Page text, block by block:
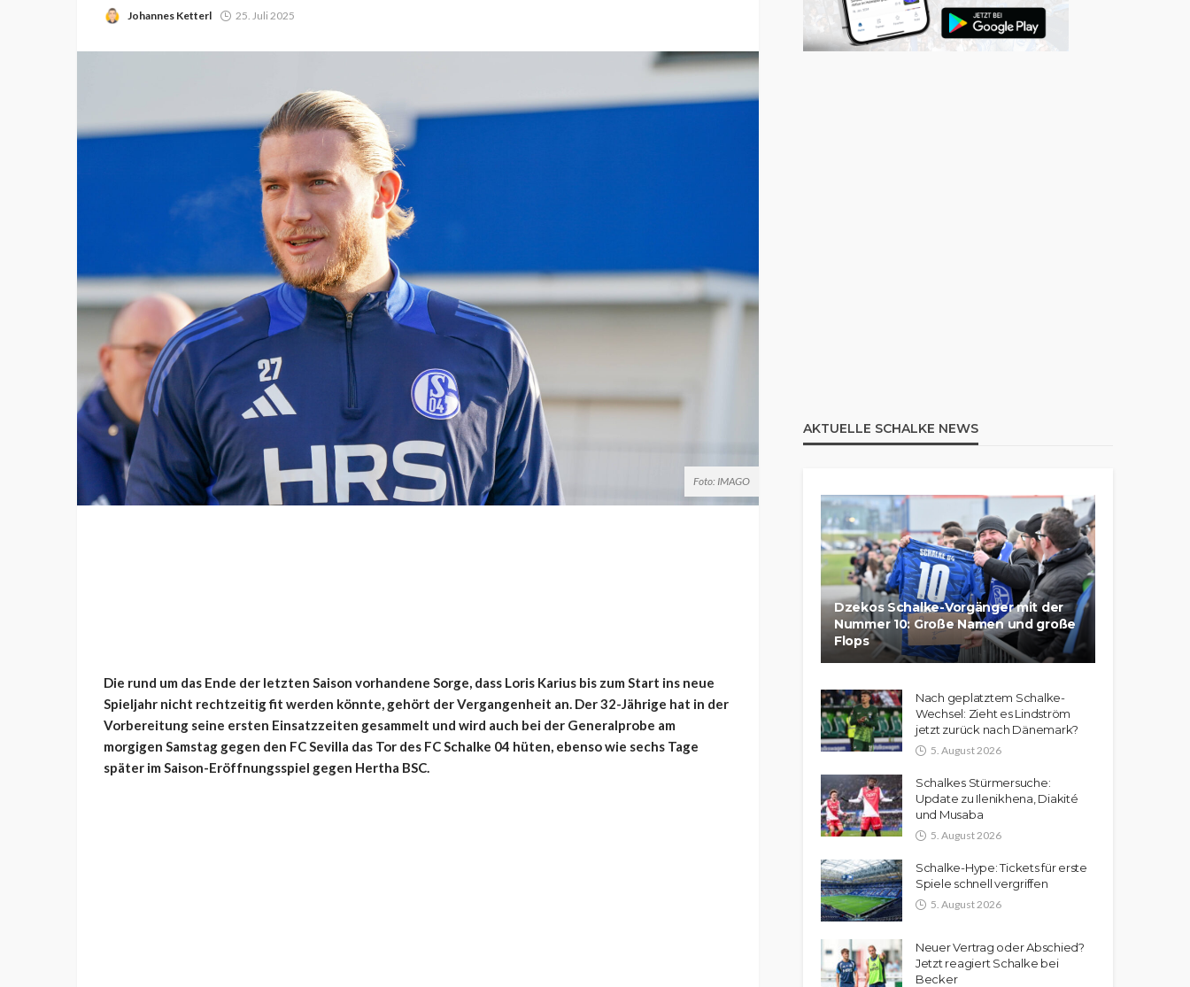
Johannes Ketterl 25. Juli 2025
Foto: IMAGO
Die rund um das Ende der letzten Saison vorhandene Sorge, dass Loris Karius bis zum Start ins neue
Spieljahr nicht rechtzeitig fit werden könnte, gehört der Vergangenheit an. Der 32-Jährige hat in der
Vorbereitung seine ersten Einsatzzeiten gesammelt und wird auch bei der Generalprobe am
morgigen Samstag gegen den FC Sevilla das Tor des FC Schalke 04 hüten, ebenso wie sechs Tage
später im Saison-Eröffnungsspiel gegen Hertha BSC.
AKTUELLE SCHALKE NEWS
Dzekos Schalke-Vorgänger mit der
Nummer 10: Große Namen und große
Flops
Nach geplatztem Schalke-
Wechsel: Zieht es Lindström
jetzt zurück nach Dänemark?
5. August 2026
Schalkes Stürmersuche:
Update zu Ilenikhena, Diakité
und Musaba
5. August 2026
Schalke-Hype: Tickets für erste
Spiele schnell vergriffen
5. August 2026
Neuer Vertrag oder Abschied?
Jetzt reagiert Schalke bei
Becker